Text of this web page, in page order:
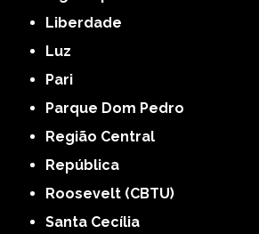
Liberdade
Luz
Pari
Parque Dom Pedro
Região Central
República
Roosevelt (CBTU)
Santa Cecília